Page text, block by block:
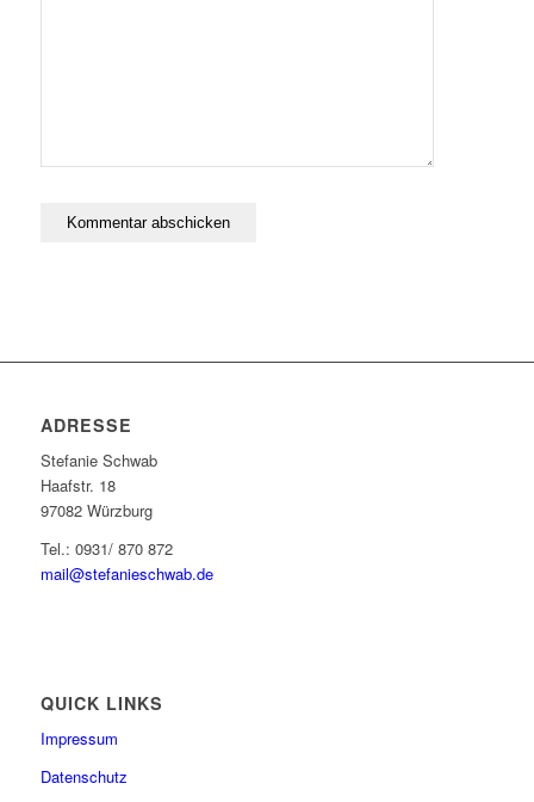
ADRESSE
Stefanie Schwab
Haafstr. 18
97082 Würzburg
Tel.: 0931/ 870 872
mail@stefanieschwab.de
QUICK LINKS
Impressum
Datenschutz